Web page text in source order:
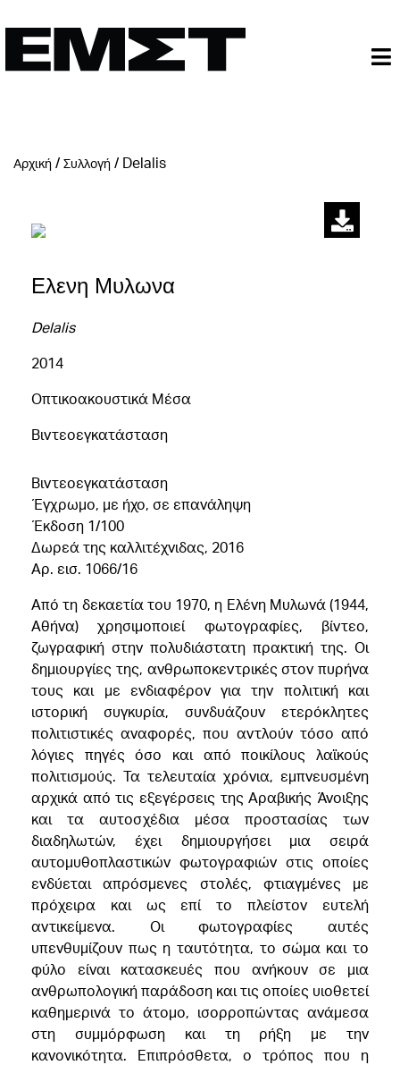
Αρχική / Συλλογή / Delalis
Ελενη Μυλωνα
Delalis
2014
Οπτικοακουστικά Μέσα
Βιντεοεγκατάσταση
Βιντεοεγκατάσταση
Έγχρωμο, με ήχο, σε επανάληψη
Έκδοση 1/100
Δωρεά της καλλιτέχνιδας, 2016
Αρ. εισ. 1066/16
Από τη δεκαετία του 1970, η Ελένη Μυλωνά (1944,
Αθήνα) χρησιμοποιεί φωτογραφίες, βίντεο,
ζωγραφική στην πολυδιάστατη πρακτική της. Οι
δημιουργίες της, ανθρωποκεντρικές στον πυρήνα
τους και με ενδιαφέρον για την πολιτική και
ιστορική συγκυρία, συνδυάζουν ετερόκλητες
πολιτιστικές αναφορές, που αντλούν τόσο από
λόγιες πηγές όσο και από ποικίλους λαϊκούς
πολιτισμούς. Τα τελευταία χρόνια, εμπνευσμένη
αρχικά από τις εξεγέρσεις της Αραβικής Άνοιξης
και τα αυτοσχέδια μέσα προστασίας των
διαδηλωτών, έχει δημιουργήσει μια σειρά
αυτομυθοπλαστικών φωτογραφιών στις οποίες
ενδύεται απρόσμενες στολές, φτιαγμένες με
πρόχειρα και ως επί το πλείστον ευτελή
αντικείμενα. Οι φωτογραφίες αυτές
υπενθυμίζουν πως η ταυτότητα, το σώμα και το
φύλο είναι κατασκευές που ανήκουν σε μια
ανθρωπολογική παράδοση και τις οποίες υιοθετεί
καθημερινά το άτομο, ισορροπώντας ανάμεσα
στη συμμόρφωση και τη ρήξη με την
κανονικότητα. Επιπρόσθετα, ο τρόπος που η